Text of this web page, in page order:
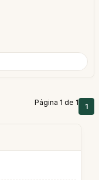
Página 1 de 1 1